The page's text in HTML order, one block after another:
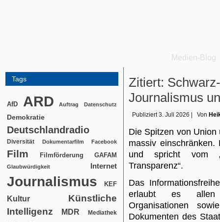
Medien-Blog
Tags
AfD ARD Auftrag Datenschutz
Demokratie
Deutschlandradio
Diversität Dokumentarfilm Facebook
Film Filmförderung GAFAM
Glaubwürdigkeit Internet
Journalismus KEF
Kultur
Künstliche
Intelligenz
MDR Mediathek
Zitiert:
Journalismus
Publiziert 3. Juli 2026 Von
Die Spitzen von
massiv
und spricht vom
Transparenz“.
Das
erlaubt es allen
Organisationen
Dokumenten des